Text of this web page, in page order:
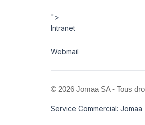
">
Intranet
Webmail
© 2026 Jomaa SA - Tous
Service Commercial: Jomaa